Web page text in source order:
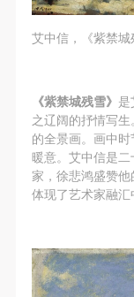
艾中信，《紫禁
《紫禁城残雪》
之辽阔的抒情写
的全景画。画中
暖意。艾中信是
家，徐悲鸿盛赞他
体现了艺术家融汇
有公教活动。
二、拍摄内容、
内○3由中央美术
动。
（2）、使用形
附带光盘及宣传
使用肖像的媒介
（如杂志、网络等
有公教活动。
二、拍摄内容、
内○3由中央美术
动。
（2）、使用形
附带光盘及宣传
使用肖像的媒介
（如杂志、网络等
有公教活动。
二、拍摄内容、
内○3由中央美术
动。
（2）、使用形
附带光盘及宣传
使用肖像的媒介
（如杂志、网络等